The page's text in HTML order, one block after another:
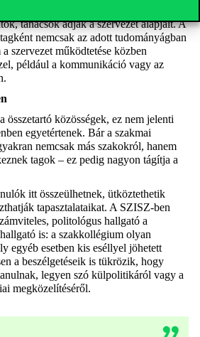
tanácsok adják a szervezet alapjait. A
nemcsak az adott tudományágban
szervezet működtetése közben
például a kommunikáció vagy az
összetartó közösségek, ez nem jelenti
egyetértenek. Bár a szakmai
nemcsak más szakokról, hanem
tagok – ez pedig nagyon tágítja a
itt összeülhetnek, ütköztethetik
tapasztalataikat. A SZISZ-ben
politológus hallgató a
is: a szakkollégium olyan
egyéb esetben kis eséllyel jöhetett
a beszélgetéseik is tükrözik, hogy
legyen szó külpolitikáról vagy a
megközelítéséről.